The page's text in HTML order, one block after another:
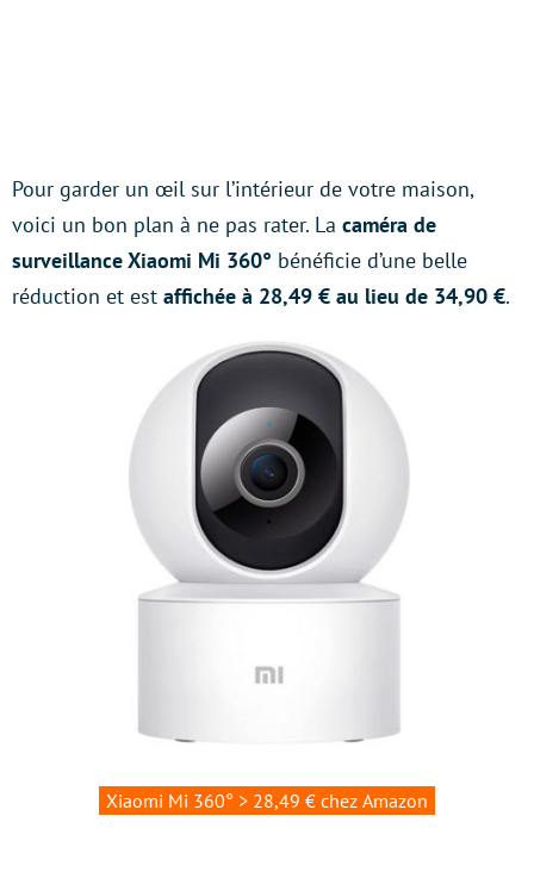
Pour garder un œil sur l’intérieur de votre maison,
voici un bon plan à ne pas rater. La caméra de
surveillance Xiaomi Mi 360° bénéficie d’une belle
réduction et est affichée à 28,49 € au lieu de 34,90 €.
Xiaomi Mi 360° > 28,49 € chez Amazon